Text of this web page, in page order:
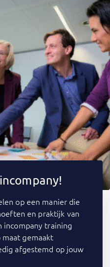
op een manier die
en praktijk van
incompany training
gemaakt
afgestemd op jouw